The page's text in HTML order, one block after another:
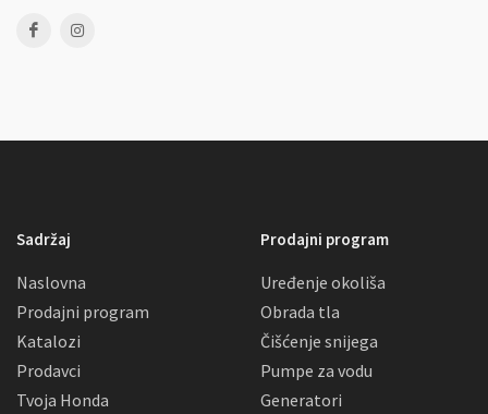
Sadržaj
Naslovna
Prodajni program
Katalozi
Prodavci
Tvoja Honda
Prodajni program
Uređenje okoliša
Obrada tla
Čišćenje snijega
Pumpe za vodu
Generatori